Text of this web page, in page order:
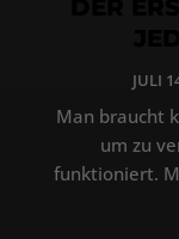
JULI
Man braucht
um zu
funktioniert.